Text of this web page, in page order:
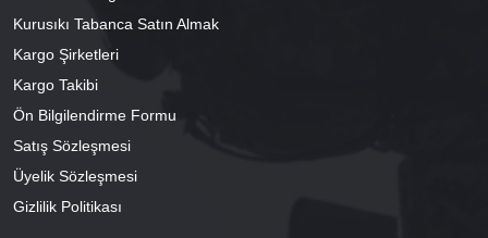
Kurusıkı Tabanca Satın Almak
Kargo Şirketleri
Kargo Takibi
Ön Bilgilendirme Formu
Satış Sözleşmesi
Üyelik Sözleşmesi
Gizlilik Politikası